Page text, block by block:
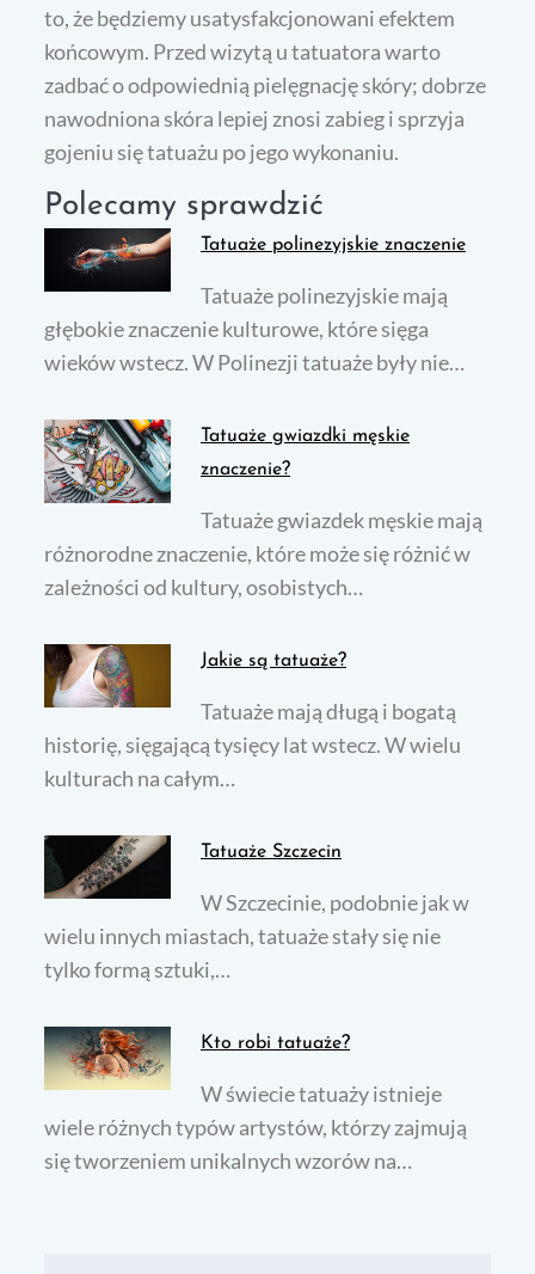
to, że będziemy usatysfakcjonowani efektem
końcowym. Przed wizytą u tatuatora warto
zadbać o odpowiednią pielęgnację skóry; dobrze
nawodniona skóra lepiej znosi zabieg i sprzyja
gojeniu się tatuażu po jego wykonaniu.
Polecamy sprawdzić
Tatuaże polinezyjskie znaczenie
Tatuaże polinezyjskie mają
głębokie znaczenie kulturowe, które sięga
wieków wstecz. W Polinezji tatuaże były nie…
Tatuaże gwiazdki męskie
znaczenie?
Tatuaże gwiazdek męskie mają
różnorodne znaczenie, które może się różnić w
zależności od kultury, osobistych…
Jakie są tatuaże?
Tatuaże mają długą i bogatą
historię, sięgającą tysięcy lat wstecz. W wielu
kulturach na całym…
Tatuaże Szczecin
W Szczecinie, podobnie jak w
wielu innych miastach, tatuaże stały się nie
tylko formą sztuki,…
Kto robi tatuaże?
W świecie tatuaży istnieje
wiele różnych typów artystów, którzy zajmują
się tworzeniem unikalnych wzorów na…